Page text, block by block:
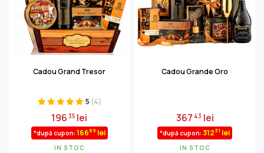
Cadou Grand Tresor
5 (4)
196 35 lei
*după cupon: 16689 lei
IN STOC
Cadou Grande Oro
367 43 lei
*după cupon: 31231 lei
IN STOC